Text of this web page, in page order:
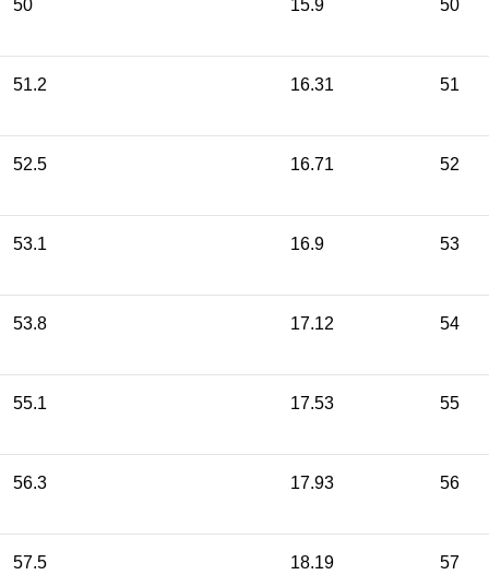
50 15.9 50
51.2 16.31 51
52.5 16.71 52
53.1 16.9 53
53.8 17.12 54
55.1 17.53 55
56.3 17.93 56
57.5 18.19 57